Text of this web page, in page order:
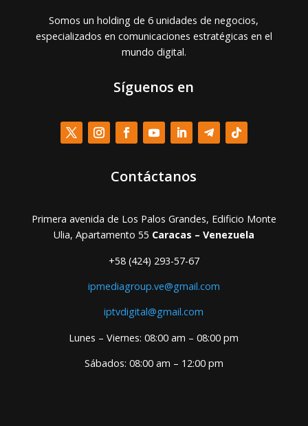
Somos un holding de 6 unidades de negocios,
especializados en comunicaciones estratégicas en el
mundo digital.
Síguenos en
Contáctanos
Primera avenida de Los Palos Grandes, Edificio Monte
Ulia, Apartamento 55 Caracas – Venezuela
+58 (424) 293-57-67
ipmediagroup.ve@gmail.com
iptvdigital@gmail.com
Lunes – Viernes: 08:00 am – 08:00 pm
Sábados: 08:00 am – 12:00 pm